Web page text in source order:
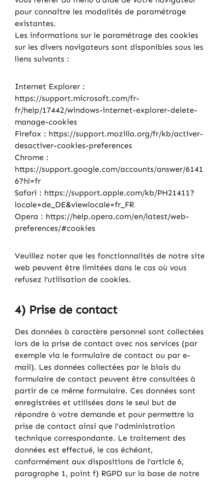
pour connaître les modalités de paramétrage
existantes.
Les informations sur le paramétrage des cookies
sur les divers navigateurs sont disponibles sous les
liens suivants :
Internet Explorer :
https://support.microsoft.com/fr-
fr/help/17442/windows-internet-explorer-delete-
manage-cookies
Firefox : https://support.mozilla.org/fr/kb/activer-
desactiver-cookies-preferences
Chrome :
https://support.google.com/accounts/answer/6141
6?hl=fr
Safari : https://support.apple.com/kb/PH21411?
locale=de_DE&viewlocale=fr_FR
Opera : https://help.opera.com/en/latest/web-
preferences/#cookies
Veuillez noter que les fonctionnalités de notre site
web peuvent être limitées dans le cas où vous
refusez l’utilisation de cookies.
4) Prise de contact
Des données à caractère personnel sont collectées
lors de la prise de contact avec nos services (par
exemple via le formulaire de contact ou par e-
mail). Les données collectées par le biais du
formulaire de contact peuvent être consultées à
partir de ce même formulaire. Ces données sont
enregistrées et utilisées dans le seul but de
répondre à votre demande et pour permettre la
prise de contact ainsi que l'administration
technique correspondante. Le traitement des
données est effectué, le cas échéant,
conformément aux dispositions de l’article 6,
paragraphe 1, point f) RGPD sur la base de notre